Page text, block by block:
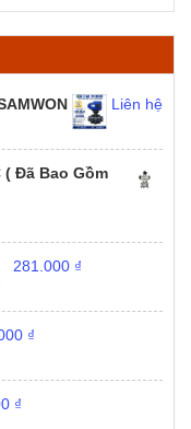
Liên hệ
( Đã Bao Gồm
281.000 ₫
₫
₫